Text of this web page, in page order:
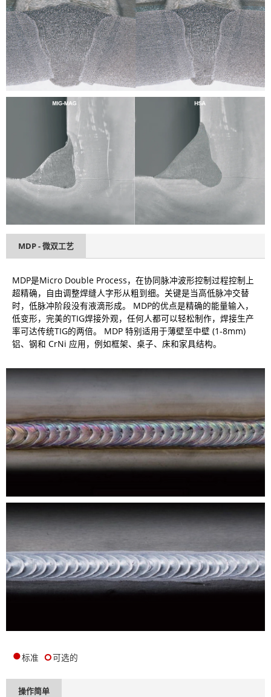
MDP - 微双工艺
MDP是Micro Double Process，在协同脉冲波形控制过程控制上
超精确，自由调整焊缝人字形从粗到细。关键是当高低脉冲交替
时，低脉冲阶段没有液滴形成。 MDP的优点是精确的能量输入，
低变形，完美的TIG焊接外观，任何人都可以轻松制作，焊接生产
率可达传统TIG的两倍。 MDP 特别适用于薄壁至中壁 (1-8mm)
铝、钢和 CrNi 应用，例如框架、桌子、床和家具结构。
●标准 ๐可选的
操作简单